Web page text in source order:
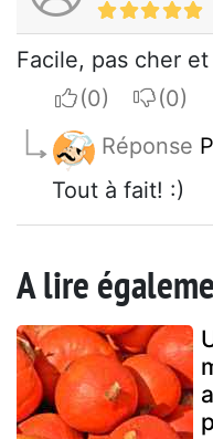
Facile, pas cher
I apreciate
I do
Réponse
Tout à fait! :)
A lire